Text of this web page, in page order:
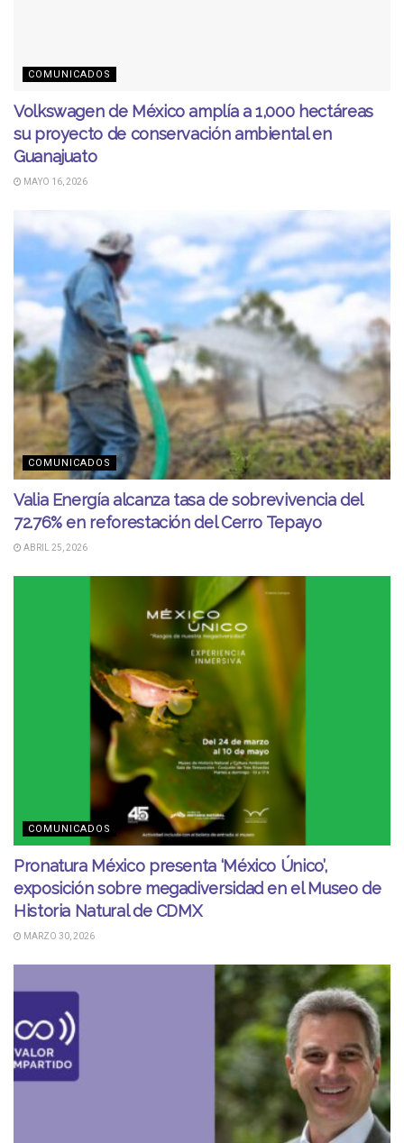
COMUNICADOS
Volkswagen de México amplía a 1,000 hectáreas
su proyecto de conservación ambiental en
Guanajuato
MAYO 16, 2026
COMUNICADOS
Valia Energía alcanza tasa de sobrevivencia del
72.76% en reforestación del Cerro Tepayo
ABRIL 25, 2026
COMUNICADOS
Pronatura México presenta ‘México Único’,
exposición sobre megadiversidad en el Museo de
Historia Natural de CDMX
MARZO 30, 2026